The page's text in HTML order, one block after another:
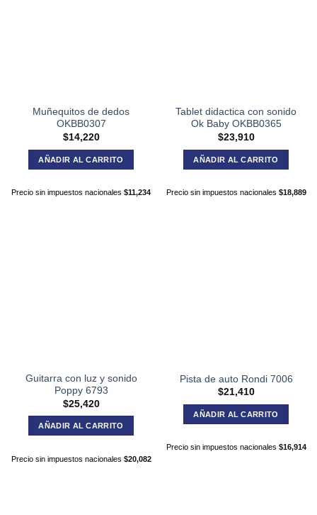
Muñequitos de dedos
OKBB0307
$14,220
AÑADIR AL CARRITO
Precio sin impuestos nacionales $11,234
Tablet didactica con sonido
Ok Baby OKBB0365
$23,910
AÑADIR AL CARRITO
Precio sin impuestos nacionales $18,889
Guitarra con luz y sonido
Poppy 6793
$25,420
AÑADIR AL CARRITO
Precio sin impuestos nacionales $20,082
Pista de auto Rondi 7006
$21,410
AÑADIR AL CARRITO
Precio sin impuestos nacionales $16,914